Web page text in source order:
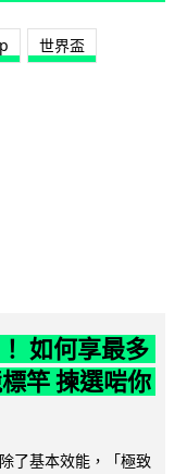
世界盃
如何享最多
竿 揀選啱你
了基本效能，「極致